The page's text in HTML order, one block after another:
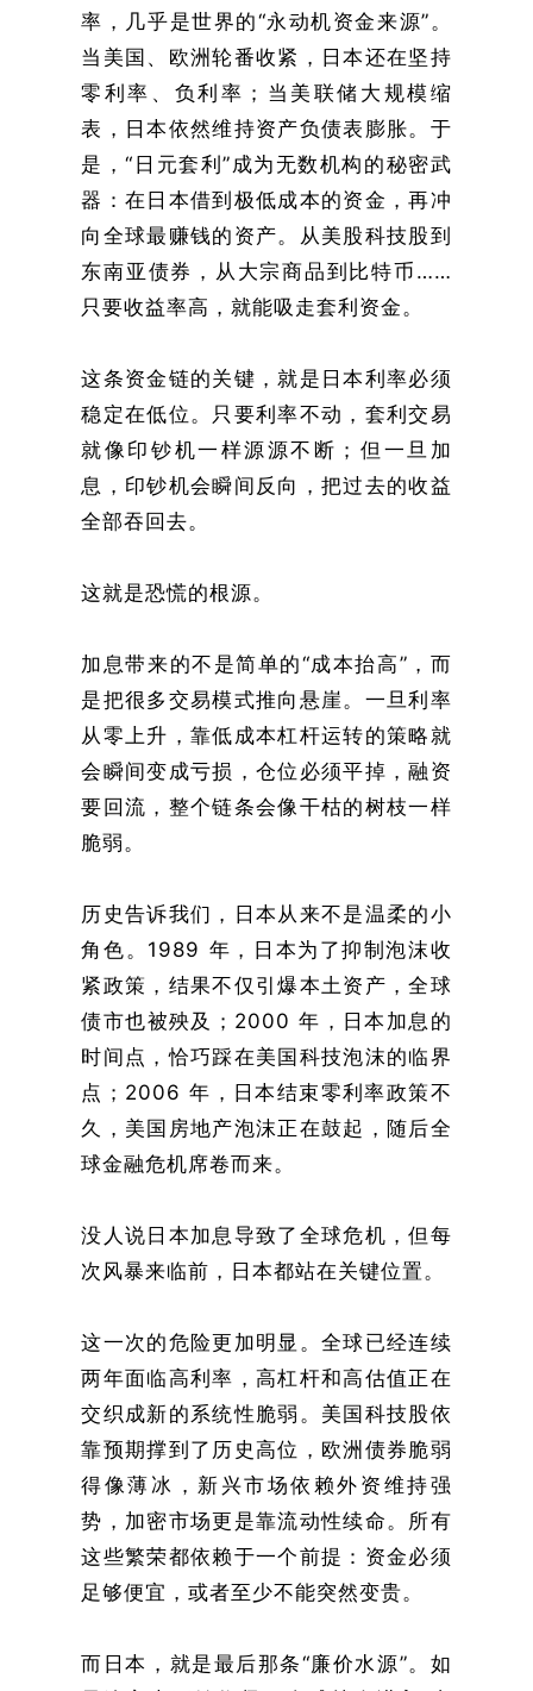
率，几乎是世界的“永动机资金来源”。
当美国、欧洲轮番收紧，日本还在坚持
零利率、负利率；当美联储大规模缩
表，日本依然维持资产负债表膨胀。于
是，“日元套利”成为无数机构的秘密武
器：在日本借到极低成本的资金，再冲
向全球最赚钱的资产。从美股科技股到
东南亚债券，从大宗商品到比特币……
只要收益率高，就能吸走套利资金。
这条资金链的关键，就是日本利率必须
稳定在低位。只要利率不动，套利交易
就像印钞机一样源源不断；但一旦加
息，印钞机会瞬间反向，把过去的收益
全部吞回去。
这就是恐慌的根源。
加息带来的不是简单的“成本抬高”，而
是把很多交易模式推向悬崖。一旦利率
从零上升，靠低成本杠杆运转的策略就
会瞬间变成亏损，仓位必须平掉，融资
要回流，整个链条会像干枯的树枝一样
脆弱。
历史告诉我们，日本从来不是温柔的小
角色。1989 年，日本为了抑制泡沫收
紧政策，结果不仅引爆本土资产，全球
债市也被殃及；2000 年，日本加息的
时间点，恰巧踩在美国科技泡沫的临界
点；2006 年，日本结束零利率政策不
久，美国房地产泡沫正在鼓起，随后全
球金融危机席卷而来。
没人说日本加息导致了全球危机，但每
次风暴来临前，日本都站在关键位置。
这一次的危险更加明显。全球已经连续
两年面临高利率，高杠杆和高估值正在
交织成新的系统性脆弱。美国科技股依
靠预期撑到了历史高位，欧洲债券脆弱
得像薄冰，新兴市场依赖外资维持强
势，加密市场更是靠流动性续命。所有
这些繁荣都依赖于一个前提：资金必须
足够便宜，或者至少不能突然变贵。
而日本，就是最后那条“廉价水源”。如